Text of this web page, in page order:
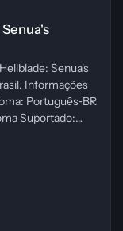
Senua's
Informações
Português‑BR
Suportado:
Tamanho: 110 MB